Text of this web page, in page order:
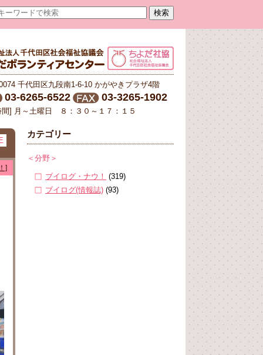
千代田区九段南1-6-10 かがやきプラザ4階
03-6265-6522 03-3265-1902
間] 月～土曜日 ８：３０～１７：１５
]
カテゴリー
＜分野＞
ブイログ・ナウ！ (319)
ブイログ(情報誌) (93)